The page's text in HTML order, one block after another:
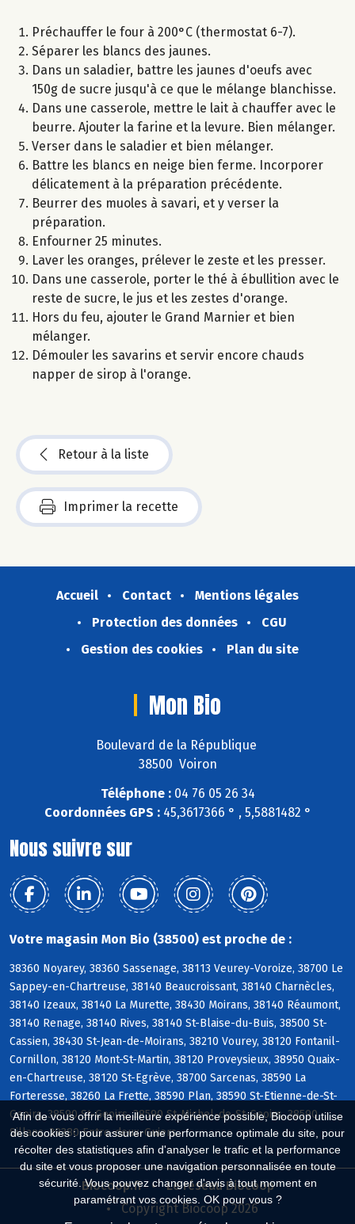
Afin de vous offrir la meilleure expérience possible, Biocoop utilise
des cookies : pour assurer une performance optimale du site, pour
récolter des statistiques afin d'analyser le trafic et la performance
du site et vous proposer une navigation personnalisée en toute
sécurité. Vous pouvez changer d'avis à tout moment en
paramétrant vos cookies. OK pour vous ?
Préchauffer le four à 200°C (thermostat 6-7).
Séparer les blancs des jaunes.
Dans un saladier, battre les jaunes d'oeufs avec
150g de sucre jusqu'à ce que le mélange blanchisse.
Dans une casserole, mettre le lait à chauffer avec le
beurre. Ajouter la farine et la levure. Bien mélanger.
Verser dans le saladier et bien mélanger.
Battre les blancs en neige bien ferme. Incorporer
délicatement à la préparation précédente.
Beurrer des muoles à savari, et y verser la
préparation.
Enfourner 25 minutes.
Laver les oranges, prélever le zeste et les presser.
Dans une casserole, porter le thé à ébullition avec le
reste de sucre, le jus et les zestes d'orange.
Hors du feu, ajouter le Grand Marnier et bien
mélanger.
Démouler les savarins et servir encore chauds
napper de sirop à l'orange.
Retour à la liste
Imprimer la recette
Accueil Contact
Mentions légales
Protection des données
CGU
Gestion des cookies
Plan du site
Mon Bio
Boulevard de la République
38500 Voiron
Téléphone :04 76 05 26 34
Coordonnées GPS :45,3617366 ° , 5,5881482 °
Nous suivre sur
Votre magasin Mon Bio (38500) est proche de :
38360 Noyarey, 38360 Sassenage, 38113 Veurey-Voroize, 38700 Le
Sappey-en-Chartreuse, 38140 Beaucroissant, 38140 Charnècles,
38140 Izeaux, 38140 La Murette, 38430 Moirans, 38140 Réaumont,
38140 Renage, 38140 Rives, 38140 St-Blaise-du-Buis, 38500 St-
Cassien, 38430 St-Jean-de-Moirans, 38210 Vourey, 38120 Fontanil-
Cornillon, 38120 Mont-St-Martin, 38120 Proveysieux, 38950 Quaix-
en-Chartreuse, 38120 St-Egrève, 38700 Sarcenas, 38590 La
Forteresse, 38260 La Frette, 38590 Plan, 38590 St-Etienne-de-St-
Geoirs, 38590 St-Geoirs, 38590 St-Michel-de-St-Geoirs, 38590
Sillans, 38380 Entre-deux-Guiers
Biocoop.fr
Le réseau Biocoop
Copyright Biocoop 2026